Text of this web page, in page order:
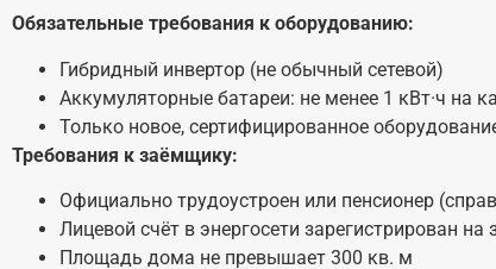
Обязательные требования к оборудованию:
Гибридный инвертор (не обычный сетевой)
Аккумуляторные батареи: не менее 1 кВт·ч на
Только новое, сертифицированное
Требования к заёмщику:
Официально трудоустроен или пенсионер
Лицевой счёт в энергосети зарегистрирован
Площадь дома не превышает 300 кв. м